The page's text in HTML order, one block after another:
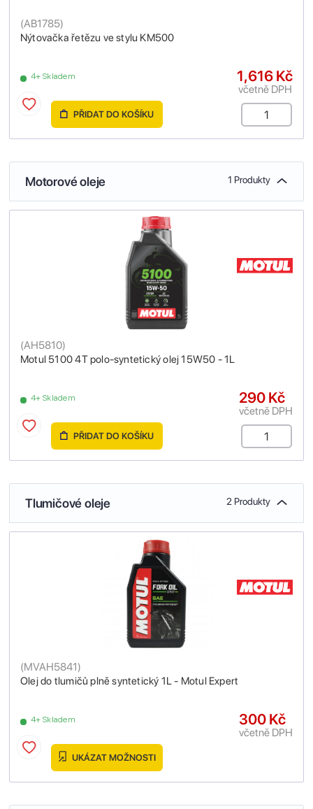
Nýtovačka řetězu ve stylu KM500
(AB1785)
4+ Skladem 1,616 Kč
včetně DPH
PŘIDAT DO KOŠÍKU
Motorové oleje 1 Produkty
Motul 5100 4T polo-syntetický olej 15W50 - 1L
(AH5810)
4+ Skladem 290 Kč
včetně DPH
PŘIDAT DO KOŠÍKU
Tlumičové oleje 2 Produkty
Olej do tlumičů plně syntetický 1L - Motul Expert
(MVAH5841)
4+ Skladem 300 Kč
včetně DPH
UKÁZAT MOŽNOSTI